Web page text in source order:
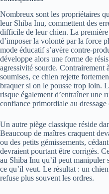
Nombreux sont les propriétaires
leur Shiba Inu, commettent des
difficile de leur chien. La première
d’imposer la volonté par la force
mode éducatif s’avère contre-
développe alors une forme de
agressivité sourde. Contrairement
soumises, ce chien rejette
braquer si on le pousse trop loin.
risque également d’entraîner une
confiance primordiale au dressage
Un autre piège classique réside
Beaucoup de maîtres craquent
ou des petits gémissements,
devraient pourtant être corrigés.
au Shiba Inu qu’il peut manipuler
ce qu’il veut. Le résultat : un
refuse plus souvent les ordres.